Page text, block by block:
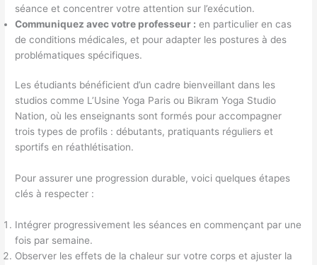
séance et concentrer votre attention sur l’exécution.
Communiquez avec votre professeur : en particulier en cas
de conditions médicales, et pour adapter les postures à des
problématiques spécifiques.
Les étudiants bénéficient d’un cadre bienveillant dans les
studios comme L’Usine Yoga Paris ou Bikram Yoga Studio
Nation, où les enseignants sont formés pour accompagner
trois types de profils : débutants, pratiquants réguliers et
sportifs en réathlétisation.
Pour assurer une progression durable, voici quelques étapes
clés à respecter :
Intégrer progressivement les séances en commençant par une
fois par semaine.
Observer les effets de la chaleur sur votre corps et ajuster la